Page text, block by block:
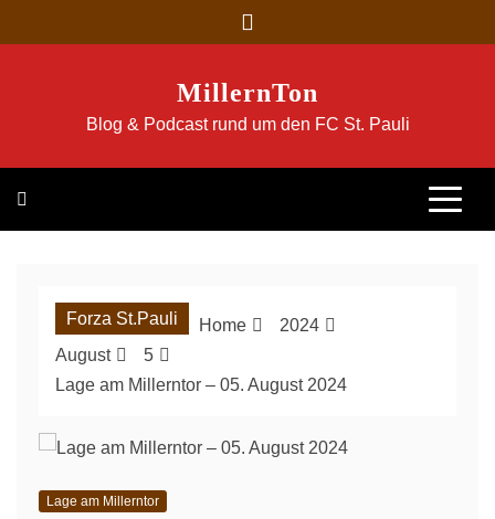
to
MillernTon
Blog & Podcast rund um den FC St. Pauli
Forza St.Pauli Home
2024
August
5
Lage am Millerntor – 05. August 2024
Lage am Millerntor